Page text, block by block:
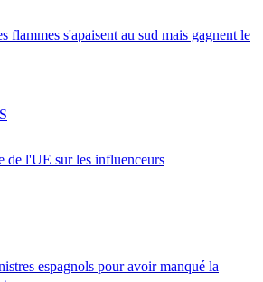
flammes s'apaisent au sud mais gagnent le
de l'UE sur les influenceurs
espagnols pour avoir manqué la